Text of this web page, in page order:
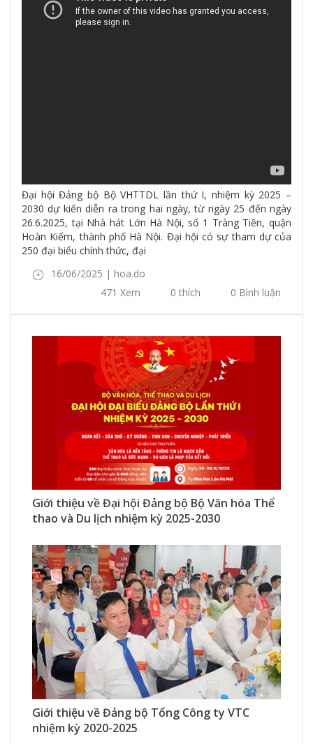
Đại hội Đảng bộ Bộ VHTTDL lần thứ I, nhiệm kỳ 2025 –
2030 dự kiến diễn ra trong hai ngày, từ ngày 25 đến ngày
26.6.2025, tại Nhà hát Lớn Hà Nội, số 1 Tràng Tiền, quận
Hoàn Kiếm, thành phố Hà Nội. Đại hội có sự tham dự của
250 đại biểu chính thức, đại
16/06/2025 | hoa.do
471 Xem
0 thích 0 Bình luận
Giới thiệu về Đại hội Đảng bộ Bộ Văn hóa Thể
thao và Du lịch nhiệm kỳ 2025-2030
Giới thiệu về Đảng bộ Tổng Công ty VTC
nhiệm kỳ 2020-2025